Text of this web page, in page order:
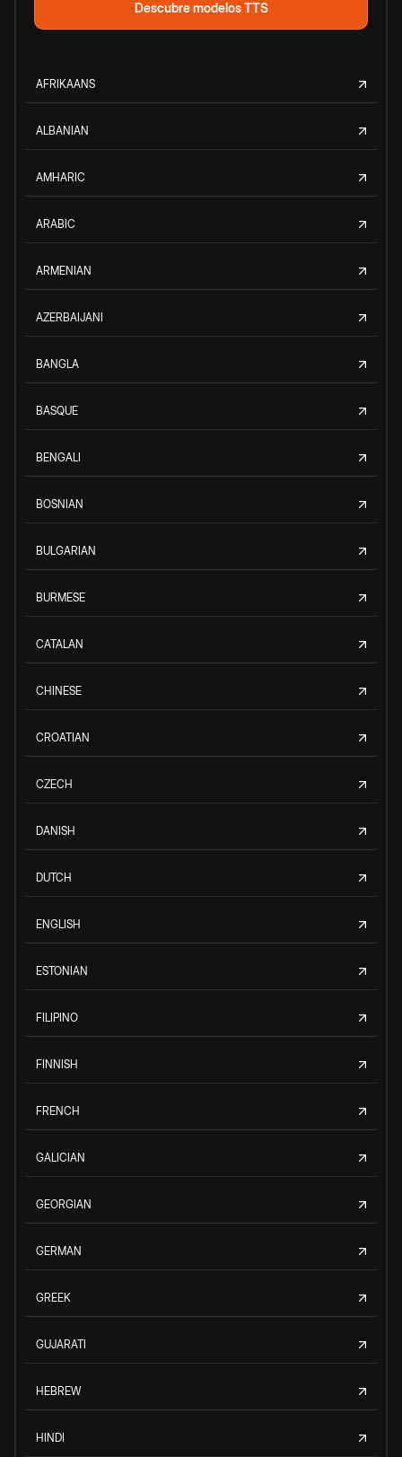
Descubre modelos TTS
AFRIKAANS
ALBANIAN
AMHARIC
ARABIC
ARMENIAN
AZERBAIJANI
BANGLA
BASQUE
BENGALI
BOSNIAN
BULGARIAN
BURMESE
CATALAN
CHINESE
CROATIAN
CZECH
DANISH
DUTCH
ENGLISH
ESTONIAN
FILIPINO
FINNISH
FRENCH
GALICIAN
GEORGIAN
GERMAN
GREEK
GUJARATI
HEBREW
HINDI